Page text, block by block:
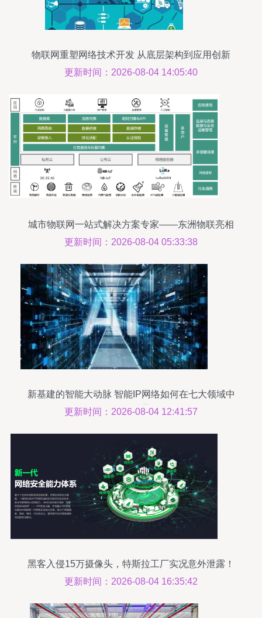
物联网重塑网络技术开发 从底层架构到应用创新
更新时间：2026-08-04 14:05:40
城市物联网一站式解决方案专家——东洲物联亮相
IOTE 2019苏州物联网展
更新时间：2026-08-04 05:33:38
新基建的智能大动脉 智能IP网络如何在七大领域中
互联贯通
更新时间：2026-08-04 12:41:57
黑客入侵15万摄像头，特斯拉工厂实况意外泄露！
技术风险敲响警钟
更新时间：2026-08-04 16:35:42